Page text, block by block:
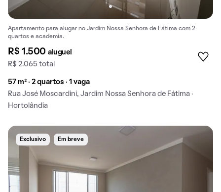
Apartamento para alugar no Jardim Nossa Senhora de Fátima com 2
quartos e academia.
R$ 1.500 aluguel
R$ 2.065 total
57 m² · 2 quartos · 1 vaga
Rua José Moscardini, Jardim Nossa Senhora de Fátima ·
Hortolândia
Exclusivo Em breve